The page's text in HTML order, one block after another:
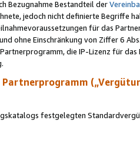
Bezugnahme Bestandteil der
jedoch nicht definierte Begriffe
für das
ohne Einschränkung von Ziffer 6
die IP-Lizenz für
festgelegten